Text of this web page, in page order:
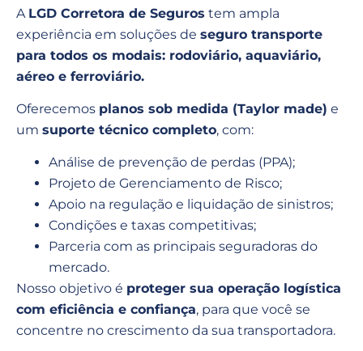
A LGD Corretora de Seguros tem ampla
experiência em soluções de seguro transporte
para todos os modais: rodoviário, aquaviário,
aéreo e ferroviário.
Oferecemos planos sob medida (Taylor made) e
um suporte técnico completo, com:
Análise de prevenção de perdas (PPA);
Projeto de Gerenciamento de Risco;
Apoio na regulação e liquidação de sinistros;
Condições e taxas competitivas;
Parceria com as principais seguradoras do
mercado.
Nosso objetivo é proteger sua operação logística
com eficiência e confiança, para que você se
concentre no crescimento da sua transportadora.